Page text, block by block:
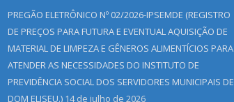
PREGÃO ELETRÔNICO Nº 02/2026-IPSEMDE (REGISTRO
DE PREÇOS PARA FUTURA E EVENTUAL AQUISIÇÃO DE
MATERIAL DE LIMPEZA E GÊNEROS ALIMENTÍCIOS PARA
ATENDER AS NECESSIDADES DO INSTITUTO DE
PREVIDÊNCIA SOCIAL DOS SERVIDORES MUNICIPAIS DE
DOM ELISEU.) 14 de julho de 2026